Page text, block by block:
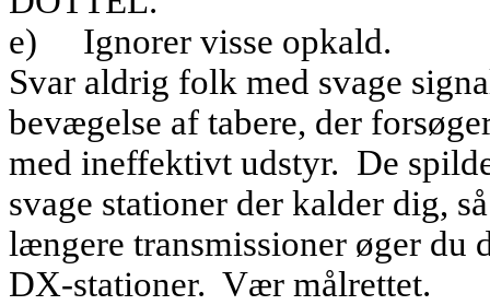
e)
Ignorer visse opkald.
Svar aldrig folk med svage
bevægelse af tabere, der
med ineffektivt udstyr. De
svage stationer der kalder dig,
længere transmissioner øger
DX-stationer. Vær målrettet.